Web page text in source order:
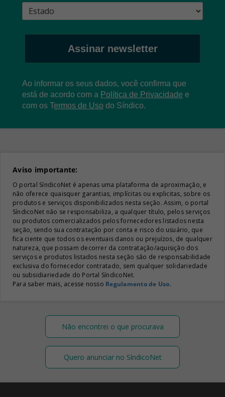
Assinar newsletter
Ao informar os seus dados, você confirma que
está de acordo com a Política de Privacidade e
com os Termos de Uso do Síndico.
Aviso importante:
O portal SíndicoNet é apenas uma plataforma de aproximação, e
não oferece quaisquer garantias, implícitas ou explicitas, sobre os
produtos e serviços disponibilizados nesta seção. Assim, o portal
SíndicoNet não se responsabiliza, a qualquer título, pelos serviços
ou produtos comercializados pelos fornecedores listados nesta
seção, sendo sua contratação por conta e risco do usuário, que
fica ciente que todos os eventuais danos ou prejuízos, de qualquer
natureza, que possam decorrer da contratação/aquisição dos
serviços e produtos listados nesta seção são de responsabilidade
exclusiva do fornecedor contratado, sem qualquer solidariedade
ou subsidiariedade do Portal SíndicoNet.
Para saber mais, acesse nosso Regulamento de Uso.
Não encontrei o que procurava
Quero anunciar no SíndicoNet